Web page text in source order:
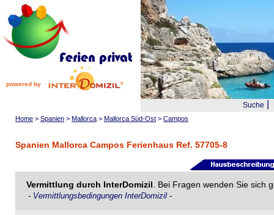
powered by
Suche
Home > Spanien > Mallorca > Mallorca Süd-Ost > Campos
Spanien Mallorca Campos Ferienhaus Ref. 57705-8
Vermittlung durch InterDomizil . Bei Fragen wenden Sie sich
- Vermittlungsbedingungen InterDomizil -